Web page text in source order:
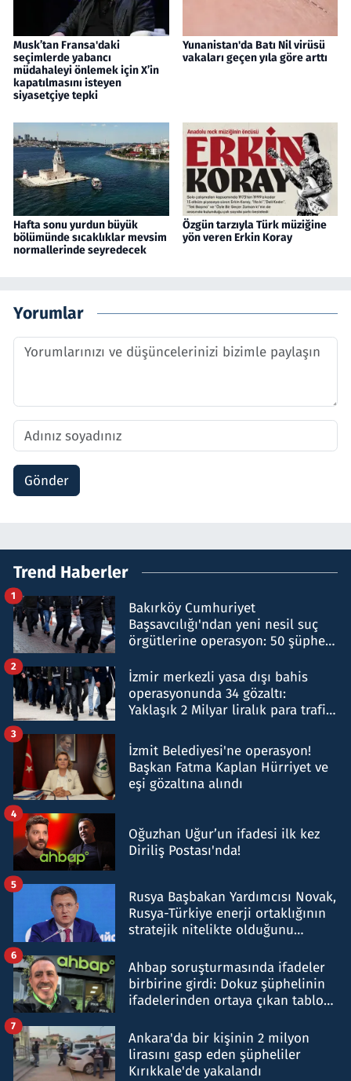
Musk’tan Fransa'daki
seçimlerde yabancı
müdahaleyi önlemek için X’in
kapatılmasını isteyen
siyasetçiye tepki
Yunanistan'da Batı Nil virüsü
vakaları geçen yıla göre arttı
Hafta sonu yurdun büyük
bölümünde sıcaklıklar mevsim
normallerinde seyredecek
Özgün tarzıyla Türk müziğine
yön veren Erkin Koray
Yorumlar
Gönder
Trend Haberler
Bakırköy Cumhuriyet
Başsavcılığı'ndan yeni nesil suç
örgütlerine operasyon: 50 şüpheli
1
İzmir merkezli yasa dışı bahis
operasyonunda 34 gözaltı:
Yaklaşık 2 Milyar liralık para trafiği
2
İzmit Belediyesi'ne operasyon!
Başkan Fatma Kaplan Hürriyet ve
eşi gözaltına alındı
3
Oğuzhan Uğur’un ifadesi ilk kez
Diriliş Postası'nda!
4
Rusya Başbakan Yardımcısı Novak,
Rusya-Türkiye enerji ortaklığının
stratejik nitelikte olduğunu
5
Ahbap soruşturmasında ifadeler
birbirine girdi: Dokuz şüphelinin
ifadelerinden ortaya çıkan tablo
6
Ankara'da bir kişinin 2 milyon
lirasını gasp eden şüpheliler
Kırıkkale'de yakalandı
7